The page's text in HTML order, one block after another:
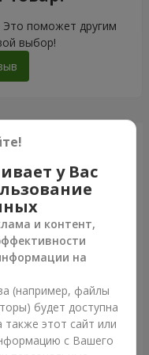
Это поможет другим
выбор!
25 красных роз
у Вас
и контент,
на
(например, файлы
будет доступна
этот сайт или
с Вашего